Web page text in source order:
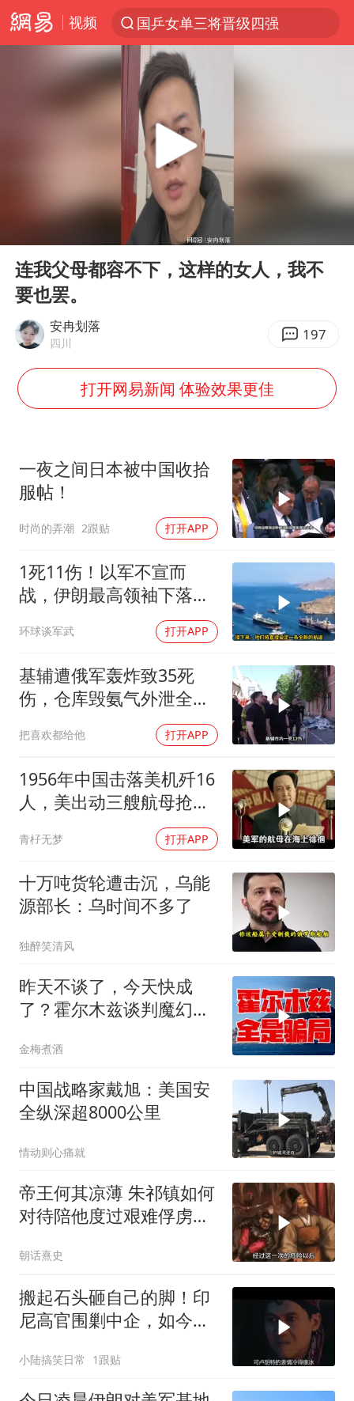
视频
国乒女单三将晋级四强
光影经济撬动暑期消费新蓝海
央视新主播李秋莹孙亚鹏亮相
情侣平潭拍日出坠崖1死1伤
大V：马科斯把路走绝了
白海豚将正面袭击贯穿浙江
宇树王兴兴被问了360多个问题
几元成本的AI广告导致千万市值蒸发
台当局重金为“台独”织“皇帝新衣”
乐享全民健身 共筑健康中国
Play
连我父母都容不下，这样的女人，我不
要也罢。
安冉划落
四川 197
打开网易新闻 体验效果更佳
一夜之间日本被中国收拾
服帖！
时尚的弄潮 2跟贴 打开APP
1死11伤！以军不宣而
战，伊朗最高领袖下落不
明？特朗普发出通牒
环球谈军武 打开APP
基辅遭俄军轰炸致35死
伤，仓库毁氨气外泄全城
把喜欢都给他 打开APP
1956年中国击落美机歼16
人，美出动三艘航母抢尸
青杍无梦 打开APP
十万吨货轮遭击沉，乌能
源部长：乌时间不多了
独醉笑清风
昨天不谈了，今天快成
了？霍尔木兹谈判魔幻反
金梅煮酒
中国战略家戴旭：美国安
全纵深超8000公里
情动则心痛就
帝王何其凉薄 朱祁镇如何
对待陪他度过艰难俘虏生
朝话熹史
搬起石头砸自己的脚！印
尼高官围剿中企，如今烂
小陆搞笑日常 1跟贴